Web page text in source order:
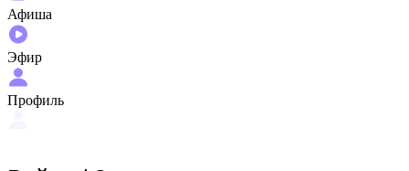
Афиша
Эфир
Профиль